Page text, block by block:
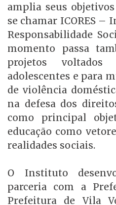
amplia seus
se chamar ICORES –
Responsabilidade
momento passa
projetos
adolescentes e para
de violência
na defesa dos
como principal
educação como
realidades sociais.
O Instituto
parceria com a
Prefeitura de Vila